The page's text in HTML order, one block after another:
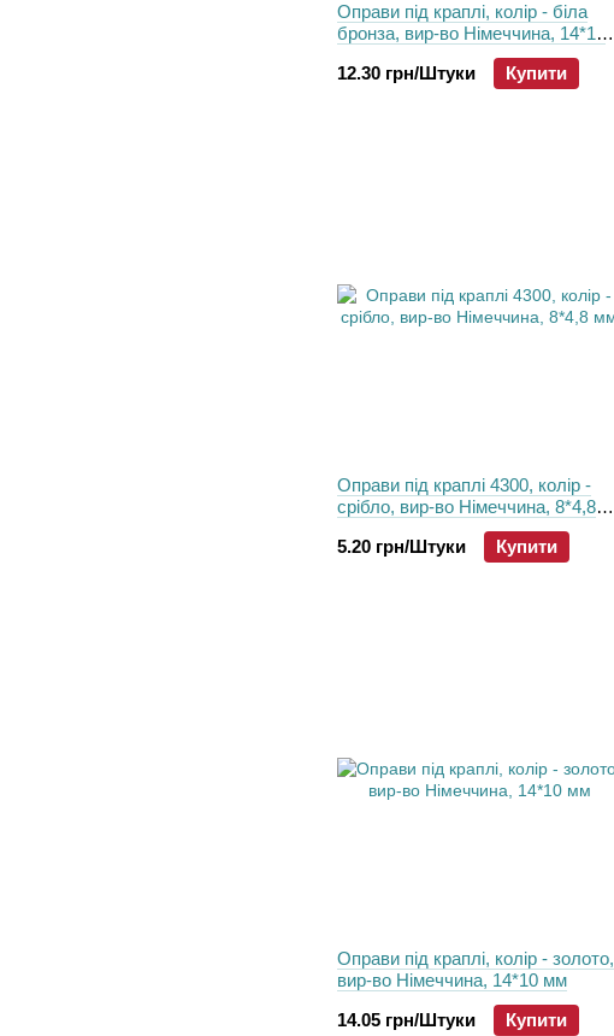
Оправи пiд краплі, колір - біла
бронза, вир-во Німеччина, 14*10
12.30 грн/Штуки
Купити
Оправи пiд краплі 4300, колір -
срібло, вир-во Німеччина, 8*4,8
5.20 грн/Штуки
Купити
Оправи пiд краплі, колір - золото,
вир-во Німеччина, 14*10 мм
14.05 грн/Штуки
Купити